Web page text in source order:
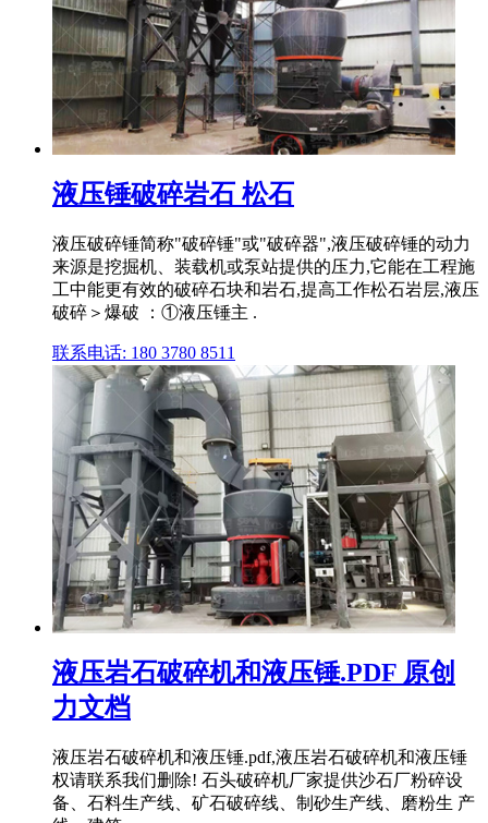
液压锤破碎岩石 松石
液压破碎锤简称"破碎锤"或"破碎器",液压破碎锤的动力
来源是挖掘机、装载机或泵站提供的压力,它能在工程施
工中能更有效的破碎石块和岩石,提高工作松石岩层,液压
破碎＞爆破 ：①液压锤主 .
联系电话: 180 3780 8511
液压岩石破碎机和液压锤.PDF 原创
力文档
液压岩石破碎机和液压锤.pdf,液压岩石破碎机和液压锤
权请联系我们删除! 石头破碎机厂家提供沙石厂粉碎设
备、石料生产线、矿石破碎线、制砂生产线、磨粉生 产